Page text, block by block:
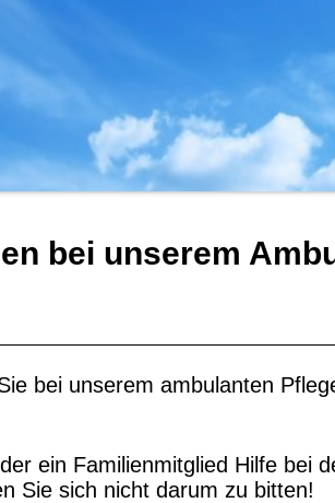
bei unserem
bei unserem ambulanten
ein Familienmitglied Hilfe bei
Sie sich nicht darum zu bitten!